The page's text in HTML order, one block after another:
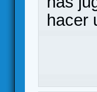
hacer